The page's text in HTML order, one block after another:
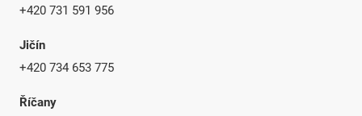
+420 731 591 956
Jičín
+420 734 653 775
Říčany